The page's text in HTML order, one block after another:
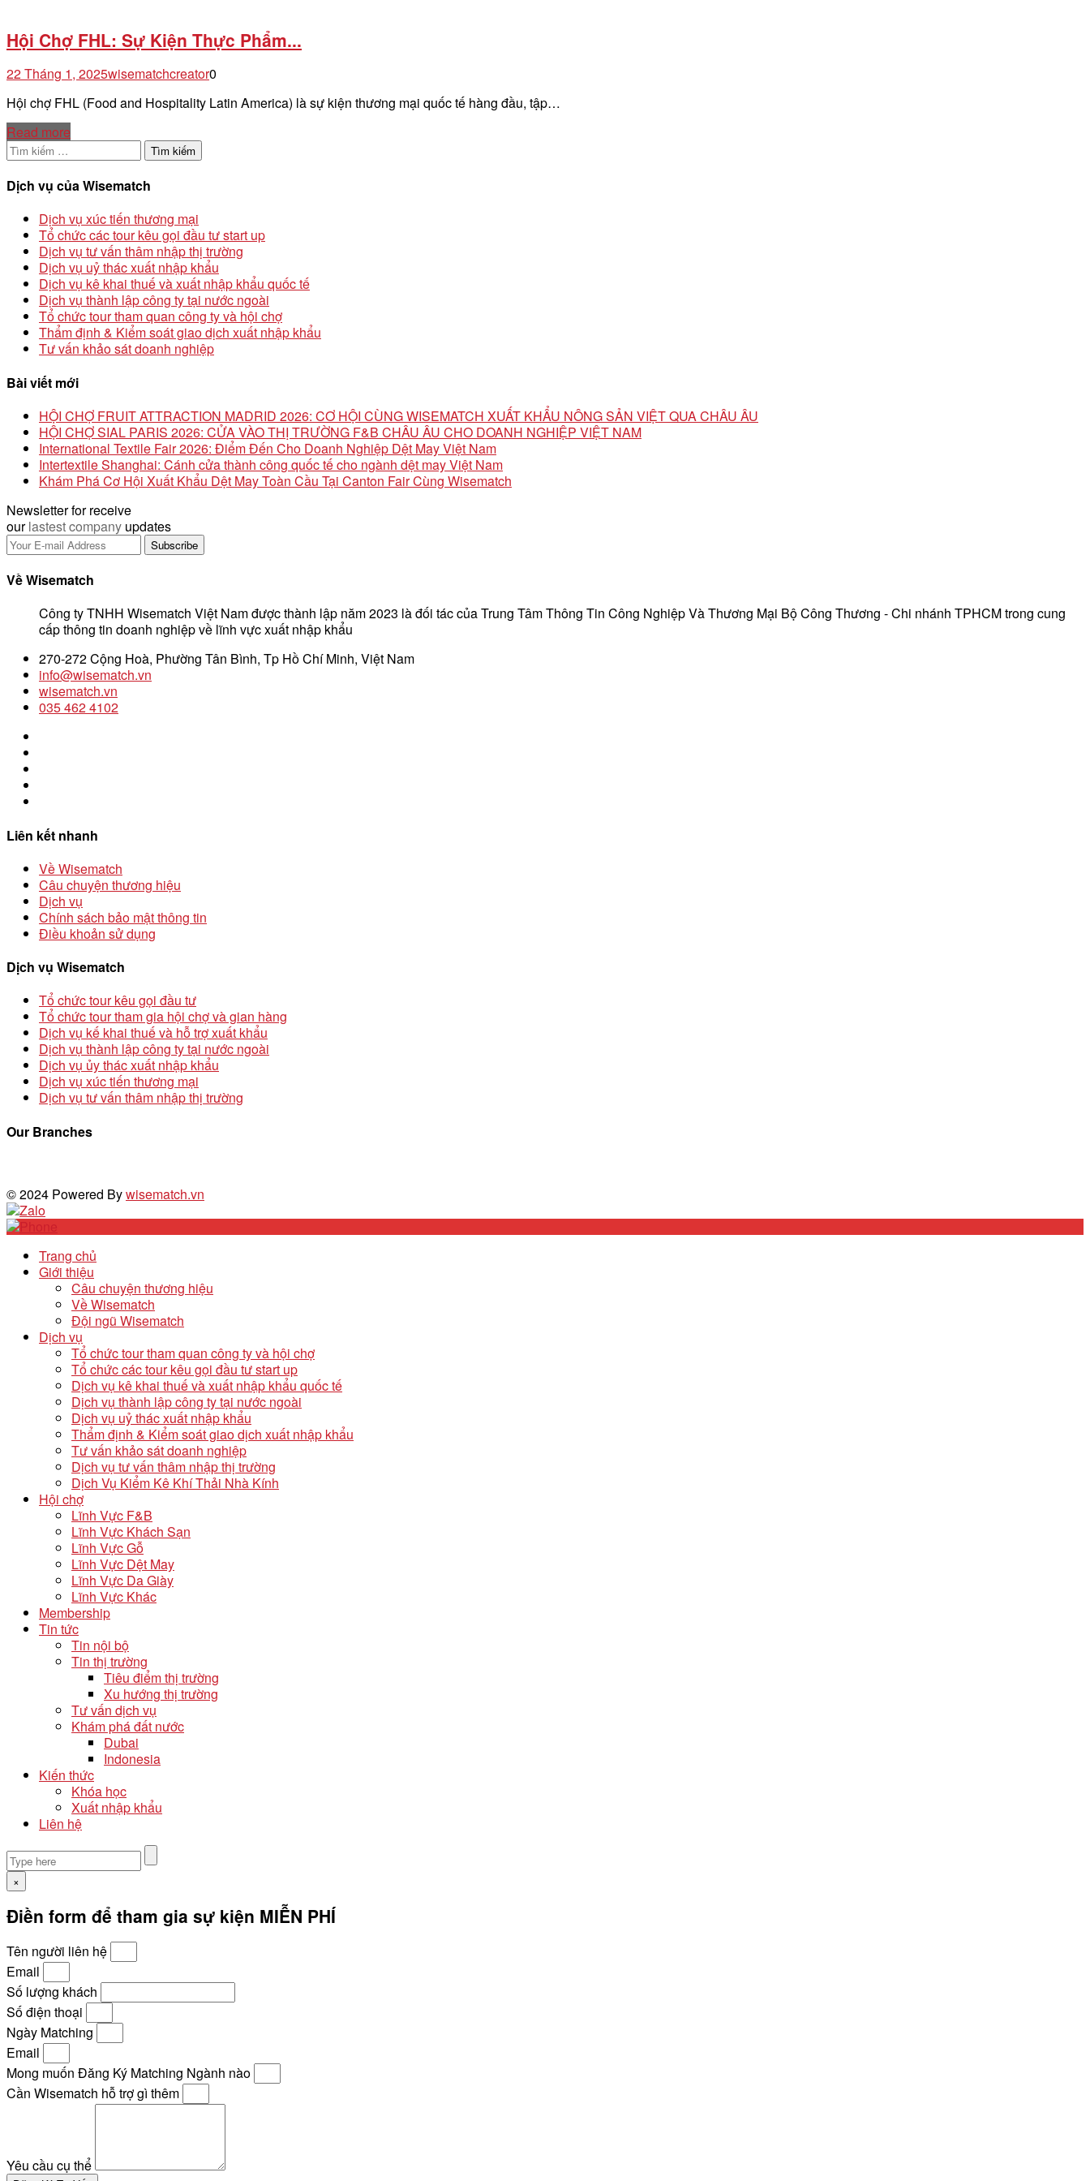
Hội Chợ FHL: Sự Kiện Thực Phẩm...
22 Tháng 1, 2025wisematchcreator0
Hội chợ FHL (Food and Hospitality Latin America) là sự kiện thương mại quốc tế hàng đầu, tập…
Read more
Tìm
kiếm
cho:
Dịch vụ của Wisematch
Dịch vụ xúc tiến thương mại
Tổ chức các tour kêu gọi đầu tư start up
Dịch vụ tư vấn thâm nhập thị trường
Dịch vụ uỷ thác xuất nhập khẩu
Dịch vụ kê khai thuế và xuất nhập khẩu quốc tế
Dịch vụ thành lập công ty tại nước ngoài
Tổ chức tour tham quan công ty và hội chợ
Thẩm định & Kiểm soát giao dịch xuất nhập khẩu
Tư vấn khảo sát doanh nghiệp
Bài viết mới
HỘI CHỢ FRUIT ATTRACTION MADRID 2026: CƠ HỘI CÙNG WISEMATCH XUẤT KHẨU NÔNG SẢN VIỆT QUA CHÂU ÂU
HỘI CHỢ SIAL PARIS 2026: CỬA VÀO THỊ TRƯỜNG F&B CHÂU ÂU CHO DOANH NGHIỆP VIỆT NAM
International Textile Fair 2026: Điểm Đến Cho Doanh Nghiệp Dệt May Việt Nam
Intertextile Shanghai: Cánh cửa thành công quốc tế cho ngành dệt may Việt Nam
Khám Phá Cơ Hội Xuất Khẩu Dệt May Toàn Cầu Tại Canton Fair Cùng Wisematch
Newsletter for receive
ourlastest company updates
Về Wisematch
Công ty TNHH Wisematch Việt Nam được thành lập năm 2023 là đối tác của Trung Tâm Thông Tin Công Nghiệp Và Thương Mại Bộ Công Thương - Chi nhánh TPHCM trong cung
cấp thông tin doanh nghiệp về lĩnh vực xuất nhập khẩu
270-272 Cộng Hoà, Phường Tân Bình, Tp Hồ Chí Minh, Việt Nam
info@wisematch.vn
wisematch.vn
035 462 4102
Liên kết nhanh
Về Wisematch
Câu chuyện thương hiệu
Dịch vụ
Chính sách bảo mật thông tin
Điều khoản sử dụng
Dịch vụ Wisematch
Tổ chức tour kêu gọi đầu tư
Tổ chức tour tham gia hội chợ và gian hàng
Dịch vụ kế khai thuế và hỗ trợ xuất khẩu
Dịch vụ thành lập công ty tại nước ngoài
Dịch vụ ủy thác xuất nhập khẩu
Dịch vụ xúc tiến thương mại
Dịch vụ tư vấn thâm nhập thị trường
Our Branches
© 2024 Powered Bywisematch.vn
Trang chủ
Giới thiệu
Câu chuyện thương hiệu
Về Wisematch
Đội ngũ Wisematch
Dịch vụ
Tổ chức tour tham quan công ty và hội chợ
Tổ chức các tour kêu gọi đầu tư start up
Dịch vụ kê khai thuế và xuất nhập khẩu quốc tế
Dịch vụ thành lập công ty tại nước ngoài
Dịch vụ uỷ thác xuất nhập khẩu
Thẩm định & Kiểm soát giao dịch xuất nhập khẩu
Tư vấn khảo sát doanh nghiệp
Dịch vụ tư vấn thâm nhập thị trường
Dịch Vụ Kiểm Kê Khí Thải Nhà Kính
Hội chợ
Lĩnh Vực F&B
Lĩnh Vực Khách Sạn
Lĩnh Vực Gỗ
Lĩnh Vực Dệt May
Lĩnh Vực Da Giày
Lĩnh Vực Khác
Membership
Tin tức
Tin nội bộ
Tin thị trường
Tiêu điểm thị trường
Xu hướng thị trường
Tư vấn dịch vụ
Khám phá đất nước
Dubai
Indonesia
Kiến thức
Khóa học
Xuất nhập khẩu
Liên hệ
×
Điền form để tham gia sự kiện MIỄN PHÍ
Tên người liên hệ
Email
Số lượng khách
Số điện thoại
Ngày Matching
Email
Mong muốn Đăng Ký Matching Ngành nào
Cần Wisematch hỗ trợ gì thêm
Yêu cầu cụ thể